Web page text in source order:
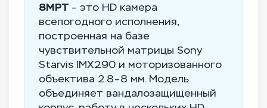
8MPT – это HD камера
всепогодного исполнения,
построенная на базе
чувствительной матрицы Sony
Starvis IMX290 и моторизованного
объектива 2.8–8 мм. Модель
объединяет вандалозащищенный